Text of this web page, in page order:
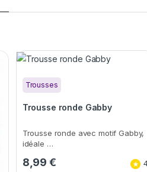
Trousses
Trousse ronde Gabby
Trousse ronde avec motif Gabby,
idéale …
8,99 €